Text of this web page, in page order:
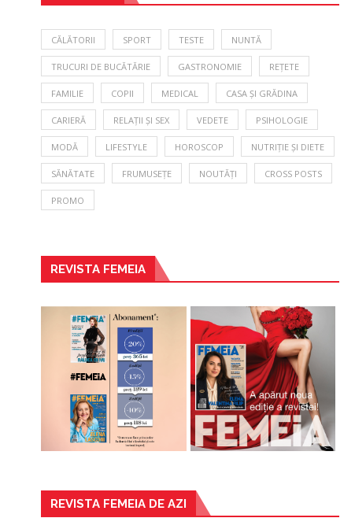
CĂLĂTORII SPORT TESTE NUNTĂ
TRUCURI DE BUCĂTĂRIE GASTRONOMIE REȚETE
FAMILIE COPII MEDICAL CASA ȘI GRĂDINA
CARIERĂ RELAȚII ȘI SEX VEDETE PSIHOLOGIE
MODĂ LIFESTYLE HOROSCOP NUTRIȚIE ȘI DIETE
SĂNĂTATE FRUMUSEȚE NOUTĂȚI CROSS POSTS
PROMO
REVISTA FEMEIA
REVISTA FEMEIA DE AZI